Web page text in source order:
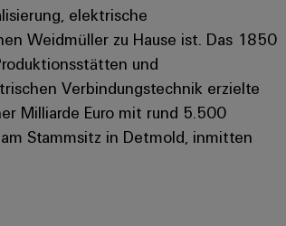
elektrische
Weidmüller zu Hause ist. Das 1850
und
Verbindungstechnik erzielte
Milliarde Euro mit rund 5.500
Stammsitz in Detmold, inmitten